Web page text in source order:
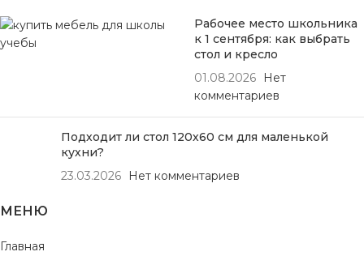
Рабочее место школьника
к 1 сентября: как выбрать
стол и кресло
01.08.2026
Нет
комментариев
Подходит ли стол 120х60 см для маленькой
кухни?
23.03.2026
Нет комментариев
МЕНЮ
Главная